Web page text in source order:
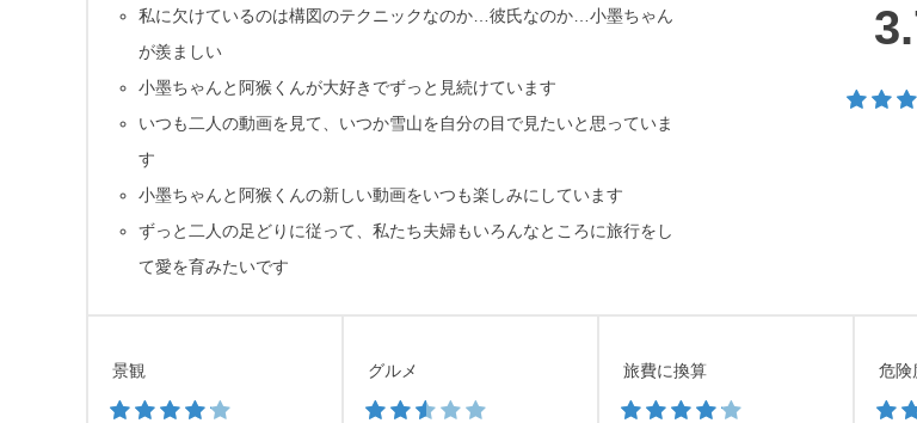
私に欠けているのは構図のテクニックなのか…彼氏なのか…小墨ちゃん
が羨ましい
小墨ちゃんと阿猴くんが大好きでずっと見続けています
いつも二人の動画を見て、いつか雪山を自分の目で見たいと思っていま
す
小墨ちゃんと阿猴くんの新しい動画をいつも楽しみにしています
ずっと二人の足どりに従って、私たち夫婦もいろんなところに旅行をし
て愛を育みたいです
景観 グルメ 旅費に換算 危